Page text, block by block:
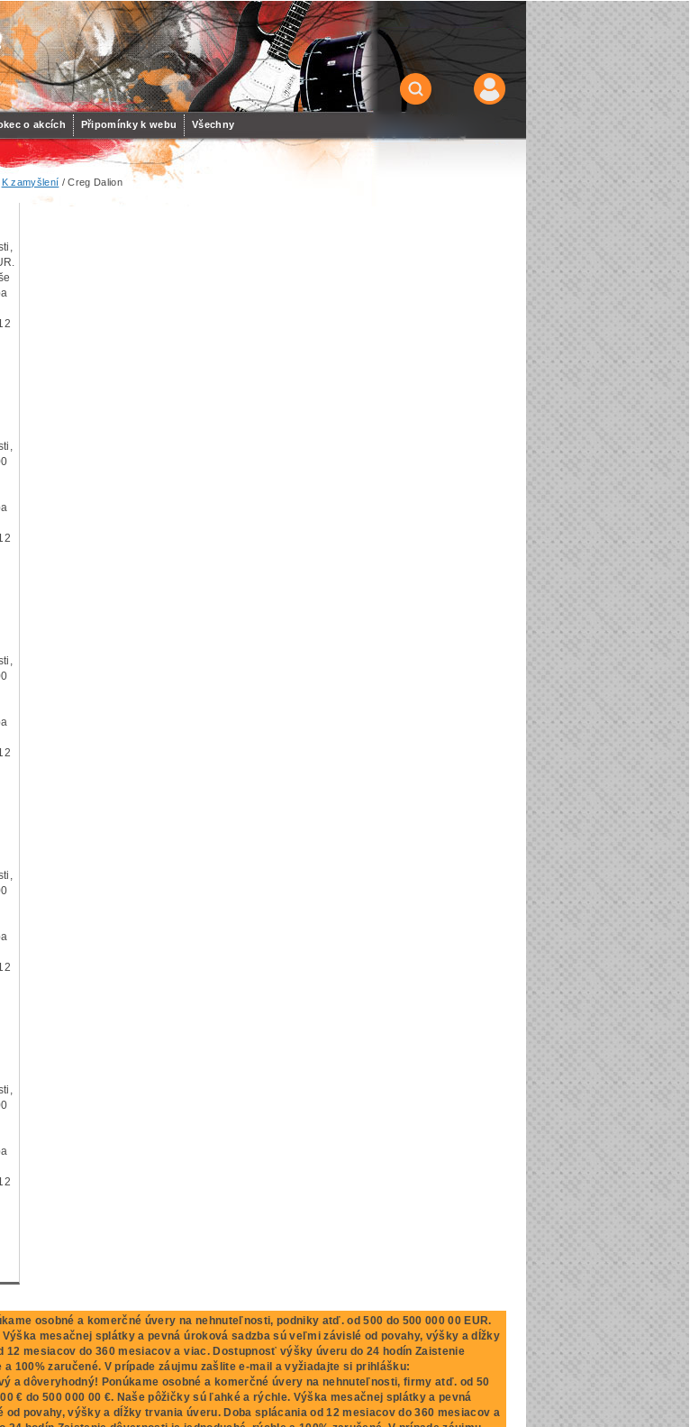
o akcích Připomínky k webu Všechny
K zamyšlení / Creg Dalion
osobné a komerčné úvery na nehnuteľnosti, podniky atď. od 500 do 500 000 00 EUR.
mesačnej splátky a pevná úroková sadzba sú veľmi závislé od povahy, výšky a dĺžky
12 mesiacov do 360 mesiacov a viac. Dostupnosť výšky úveru do 24 hodín Zaistenie
100% zaručené. V prípade záujmu zašlite e-mail a vyžiadajte si prihlášku:
a dôveryhodný! Ponúkame osobné a komerčné úvery na nehnuteľnosti, firmy atď. od 50
€ do 500 000 00 €. Naše pôžičky sú ľahké a rýchle. Výška mesačnej splátky a pevná
povahy, výšky a dĺžky trvania úveru. Doba splácania od 12 mesiacov do 360 mesiacov a